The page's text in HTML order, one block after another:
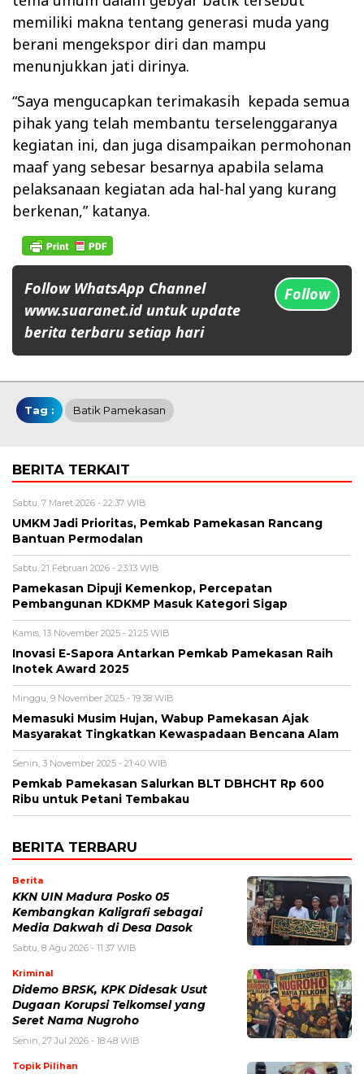
memiliki makna tentang generasi muda yang
berani mengekspor diri dan mampu
menunjukkan jati dirinya.
“Saya mengucapkan terimakasih kepada semua
pihak yang telah membantu terselenggaranya
kegiatan ini, dan juga disampaikan permohonan
maaf yang sebesar besarnya apabila selama
pelaksanaan kegiatan ada hal-hal yang kurang
berkenan,” katanya.
Follow WhatsApp Channel
www.suaranet.id untuk update
berita terbaru setiap hari
Follow
Tag : Batik Pamekasan
BERITA TERKAIT
Sabtu, 7 Maret 2026 - 22:37 WIB
UMKM Jadi Prioritas, Pemkab Pamekasan Rancang
Bantuan Permodalan
Sabtu, 21 Februari 2026 - 23:13 WIB
Pamekasan Dipuji Kemenkop, Percepatan
Pembangunan KDKMP Masuk Kategori Sigap
Kamis, 13 November 2025 - 21:25 WIB
Inovasi E-Sapora Antarkan Pemkab Pamekasan Raih
Inotek Award 2025
Minggu, 9 November 2025 - 19:38 WIB
‎Memasuki Musim Hujan, Wabup Pamekasan Ajak
Masyarakat Tingkatkan Kewaspadaan Bencana Alam
Senin, 3 November 2025 - 21:40 WIB
Pemkab Pamekasan Salurkan BLT DBHCHT Rp 600
Ribu untuk Petani Tembakau
BERITA TERBARU
Berita
KKN UIN Madura Posko 05
Kembangkan Kaligrafi sebagai
Media Dakwah di Desa Dasok
Sabtu, 8 Agu 2026 - 11:37 WIB
Kriminal
Didemo BRSK, KPK Didesak Usut
Dugaan Korupsi Telkomsel yang
Seret Nama Nugroho
Senin, 27 Jul 2026 - 18:48 WIB
Topik Pilihan